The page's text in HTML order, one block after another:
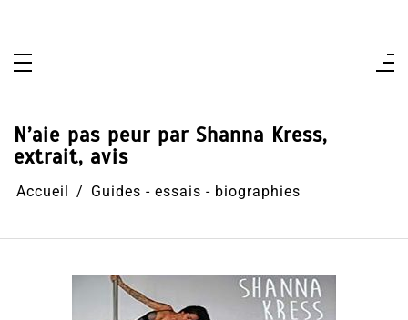
N’aie pas peur par Shanna Kress,
extrait, avis
Accueil Guides - essais - biographies